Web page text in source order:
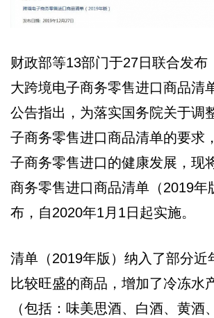
财政部等13部门于27日联合发布
大跨境电子商务零售进口商品清
公告指出，为落实国务院关于调
子商务零售进口商品清单的要求
子商务零售进口的健康发展，现
商务零售进口商品清单（2019年
布，自2020年1月1日起实施。
清单（2019年版）纳入了部分近
比较旺盛的商品，增加了冷冻水
（包括：味美思酒、白酒、黄酒